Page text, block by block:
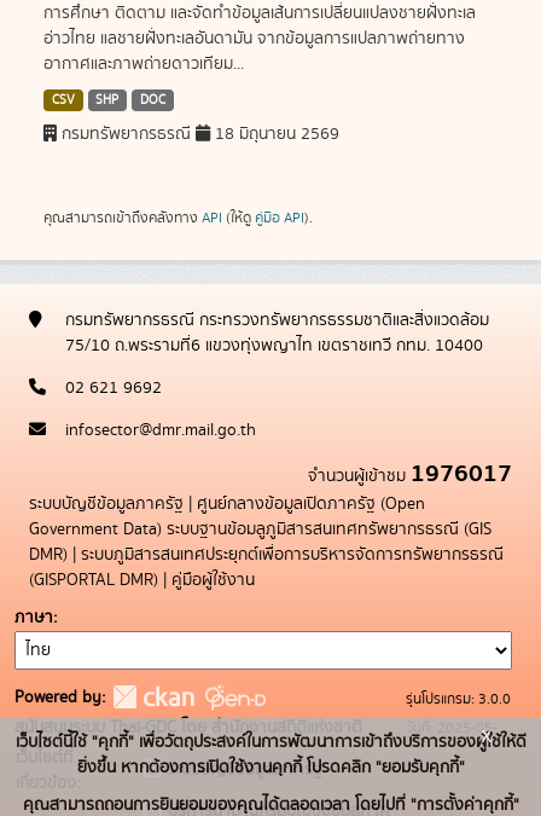
การศึกษา ติดตาม และจัดทำข้อมูลเส้นการเปลี่ยนแปลงชายฝั่งทะเล
อ่าวไทย แลชายฝั่งทะเลอันดามัน จากข้อมูลการแปลภาพถ่ายทาง
อากาศและภาพถ่ายดาวเทียม...
CSV SHP DOC
กรมทรัพยากรธรณี 18 มิถุนายน 2569
คุณสามารถเข้าถึงคลังทาง API (ให้ดู คู่มือ API).
กรมทรัพยากรธรณี กระทรวงทรัพยากรธรรมชาติและสิ่งแวดล้อม
75/10 ถ.พระรามที่6 แขวงทุ่งพญาไท เขตราชเทวี กทม. 10400
02 621 9692
infosector@dmr.mail.go.th
จำนวนผู้เข้าชม 1976017
ระบบบัญชีข้อมูลภาครัฐ | ศูนย์กลางข้อมูลเปิดภาครัฐ (Open
Government Data) ระบบฐานข้อมลูภูมิสารสนเทศทรัพยากรธรณี (GIS
DMR) | ระบบภูมิสารสนเทศประยุกต์เพื่อการบริหารจัดการทรัพยากรธรณี
(GISPORTAL DMR) | คู่มือผู้ใช้งาน
ภาษา
Powered by:
สนับสนุนระบบ Thai-GDC โดย สำนักงานสถิติแห่งชาติ
เว็บไซต์ที่
เกี่ยวข้อง:
ระบบบัญชีข้อมูลภาครัฐ
บริการนามานุกรมบัญชีข้อมูลภาค
รุ่นโปรแกรม: 3.0.0
วันที่: 2025-05-
19
เว็บไซต์นี้ใช้ "คุกกี้" เพื่อวัตถุประสงค์ในการพัฒนาการเข้าถึงบริการของผู้ใช้ให้ดี
ยิ่งขึ้น หากต้องการเปิดใช้งานคุกกี้ โปรดคลิก "ยอมรับคุกกี้"
คุณสามารถถอนการยินยอมของคุณได้ตลอดเวลา โดยไปที่ "การตั้งค่าคุกกี้"
x